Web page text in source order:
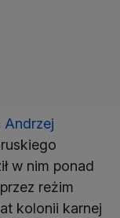
Andrzej
w nim ponad
reżim
kolonii karnej